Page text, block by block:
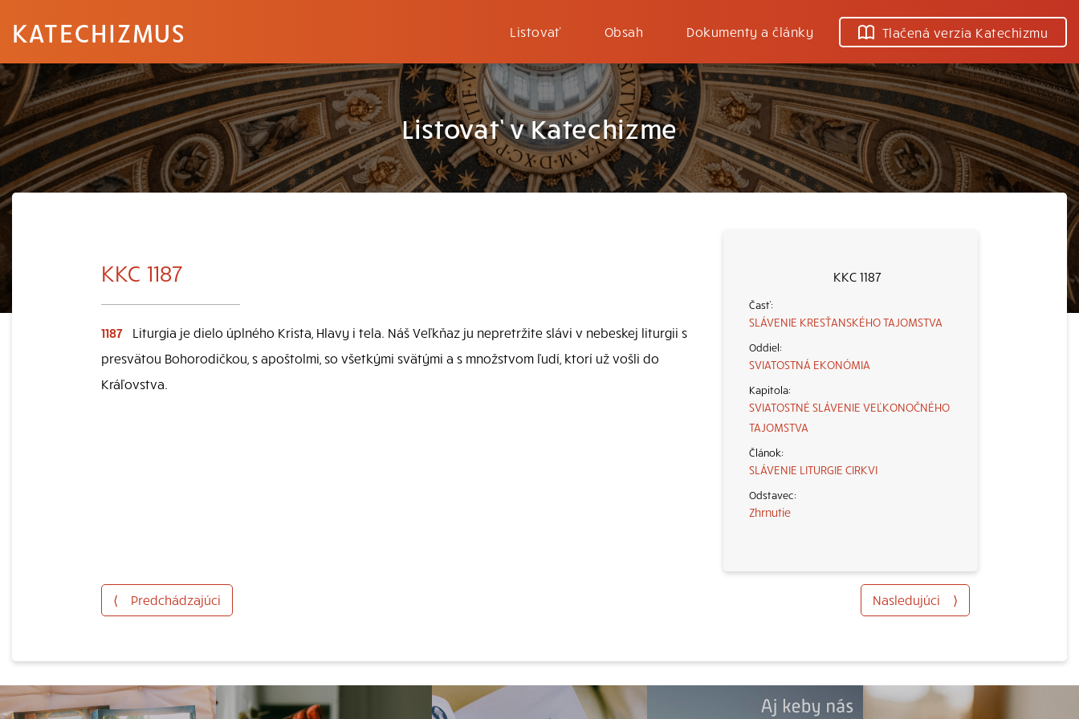
KATECHIZMUS Listovať Obsah Dokumenty a články Tlačená verzia Katechizmu
Listovať v Katechizme
KKC 1187
SLÁVENIE KRESŤANSKÉHO TAJOMSTVA
SVIATOSTNÁ EKONÓMIA
SVIATOSTNÉ SLÁVENIE VEĽKONOČNÉHO
TAJOMSTVA
SLÁVENIE LITURGIE CIRKVI
Zhrnutie
KKC 1187
1187
Liturgia je dielo úplného Krista, Hlavy i tela. Náš Veľkňaz ju nepretržite slávi v nebeskej liturgii s
presvätou Bohorodičkou, s apoštolmi, so všetkými svätými a s množstvom ľudí, ktorí už vošli do
Kráľovstva.
⟨ Predchádzajúci Nasledujúci ⟩